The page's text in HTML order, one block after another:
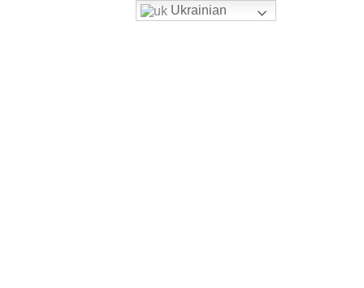
Ukrainian